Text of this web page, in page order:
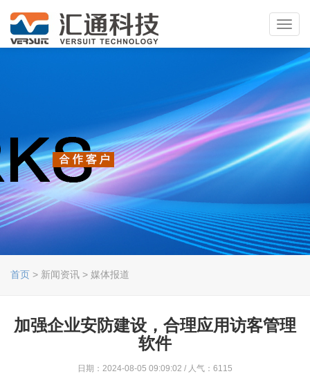
首页 > 新闻资讯 > 媒体报道
加强企业安防建设，合理应用访客管理
软件
日期：2024-08-05 09:09:02 / 人气：6115